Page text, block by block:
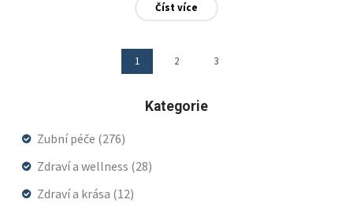
Číst více
1 2 3
Kategorie
Zubní péče (276)
Zdraví a wellness (28)
Zdraví a krása (12)